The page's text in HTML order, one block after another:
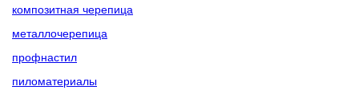
композитная черепица
металлочерепица
профнастил
пиломатериалы